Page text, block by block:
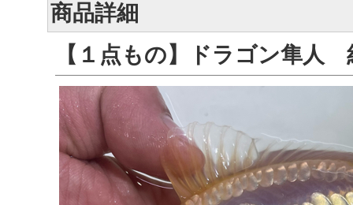
商品詳細
【１点もの】ドラゴン隼人